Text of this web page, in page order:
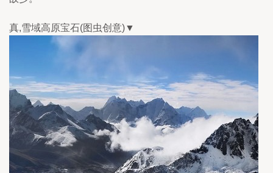
真,雪域高原宝石(图虫创意)▼